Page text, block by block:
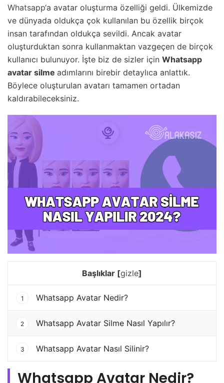
Whatsapp‘a avatar oluşturma özelliği geldi. Ülkemizde
ve dünyada oldukça çok kullanılan bu özellik birçok
insan tarafından oldukça sevildi. Ancak avatar
oluşturduktan sonra kullanmaktan vazgeçen de birçok
kullanıcı bulunuyor. İşte biz de sizler için Whatsapp
avatar silme adımlarını birebir detaylıca anlattık.
Böylece oluşturulan avatarı tamamen ortadan
kaldırabileceksiniz.
Başlıklar [gizle]
1 Whatsapp Avatar Nedir?
2 Whatsapp Avatar Silme Nasıl Yapılır?
3 Whatsapp Avatar Nasıl Silinir?
Whatsapp Avatar Nedir?